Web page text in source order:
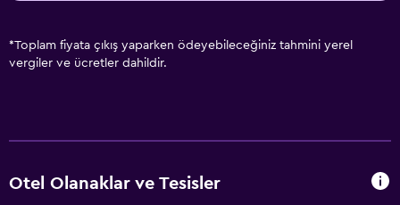
*Toplam fiyata çıkış yaparken ödeyebileceğiniz tahmini yerel
vergiler ve ücretler dahildir.
Otel Olanaklar ve Tesisler